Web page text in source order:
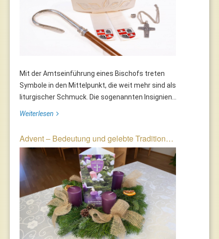
Mit der Amtseinführung eines Bischofs treten
Symbole in den Mittelpunkt, die weit mehr sind als
liturgischer Schmuck. Die sogenannten Insignien...
Weiterlesen
Advent – Bedeutung und gelebte Tradition…